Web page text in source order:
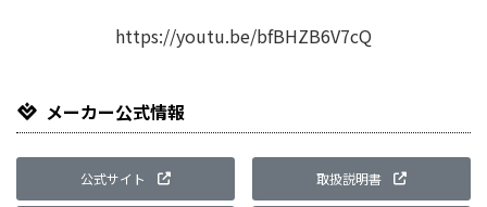
https://youtu.be/bfBHZB6V7cQ
メーカー公式情報
公式サイト 取扱説明書